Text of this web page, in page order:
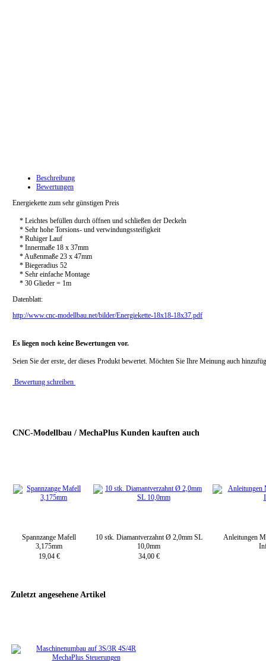
Beschreibung
Bewertungen
Energiekette zum sehr günstigen Preis
* Leichtes befüllen durch öffnen und schließen der Deckeln
* Sehr hohe Torsions- und verwindungssteifigkeit
* Ruhiger Lauf
* Innermaße 18 x 37mm
* Außenmaße 23 x 47mm
* Biegeradius 52
* Sehr einfache Montage
* 30 Glieder = 1m
Datenblatt:
http://www.cnc-modellbau.net/bilder/Energiekette-18x18-18x37.pdf
Es liegen noch keine Bewertungen vor.
Seien Sie der erste, der dieses Produkt bewertet. Möchten Sie Ihre Meinung auch
Bewertung schreiben
CNC-Modellbau / MechaPlus Kunden kauften auch
Spannzange Mafell
3,175mm
19,04 €
10 stk. Diamantverzahnt Ø 2,0mm SL
10,0mm
34,00 €
Anleitungen
Zuletzt angesehene Artikel